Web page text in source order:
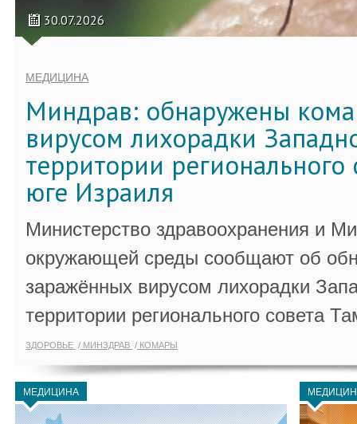
30.07.2026
МЕДИЦИНА
Миндрав: обнаружены
вирусом лихорадки
территории регионального
юге Израиля
Министерство здравоохранения и
окружающей среды сообщают об
заражённых вирусом лихорадки
территории регионального совета
ЗДОРОВЬЕ МИНЗДРАВ КОМАРЫ
МЕДИЦИНА